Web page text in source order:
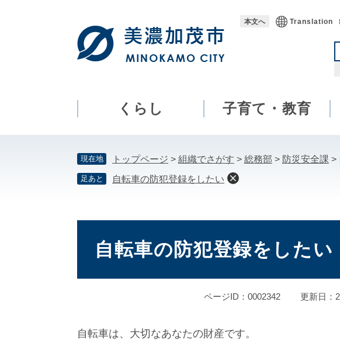
本
本文へ Translation
くらし 子育て・教育
現在地 トップページ > 組織でさがす > 総務部 > 防災安全課 >
足あと 自転車の防犯登録をしたい
自転車の防犯登録をしたい
ページID：0002342 更新日：
自転車は、大切なあなたの財産です。